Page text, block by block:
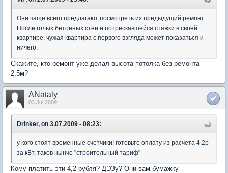
Они чаще всего предлагают посмотреть их предыдущий ремонт.
После голых бетонных стен и потрескавшейся стяжки в своей
квартире, чужая квартира с первого взгляда может показаться и
ничего.
Скажите, кто ремонт уже делал высота потолка без ремонта
2,5м?
ANataly
03 Jul 2009
DrInker, on 3.07.2009 - 08:23:
у кого стоят временные счетчики! готовьте оплату из расчета 4,2р
за кВт, таков нынче "строительный тариф"
Кому платить эти 4,2 рубля? ДЭЗу? Они вам бумажку